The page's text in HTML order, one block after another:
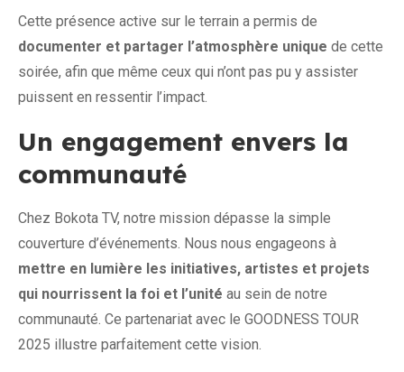
Cette présence active sur le terrain a permis de
documenter et partager l’atmosphère unique de cette
soirée, afin que même ceux qui n’ont pas pu y assister
puissent en ressentir l’impact.
Un engagement envers la
communauté
Chez Bokota TV, notre mission dépasse la simple
couverture d’événements. Nous nous engageons à
mettre en lumière les initiatives, artistes et projets
qui nourrissent la foi et l’unité au sein de notre
communauté. Ce partenariat avec le GOODNESS TOUR
2025 illustre parfaitement cette vision.